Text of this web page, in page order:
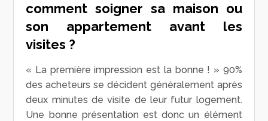
comment soigner sa maison ou
son appartement avant les
visites ?
« La première impression est la bonne ! » 90%
des acheteurs se décident généralement après
deux minutes de visite de leur futur logement.
Une bonne présentation est donc un élément